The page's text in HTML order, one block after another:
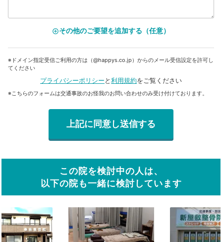
add_circle_outlineその他のご要望を追加する（任意）
※ドメイン指定受信ご利用の方は（@happys.co.jp）からのメール受信設定を許可し
てください
プライバシーポリシーと利用規約をご覧ください
※こちらのフォームは交通事故のお怪我のお問い合わせのみ受け付けております。
この院を検討中の人は、
以下の院も一緒に検討しています